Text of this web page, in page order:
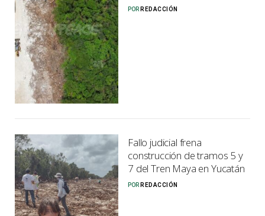
POR REDACCIÓN
Fallo judicial frena
construcción de tramos 5 y
7 del Tren Maya en Yucatán
POR REDACCIÓN